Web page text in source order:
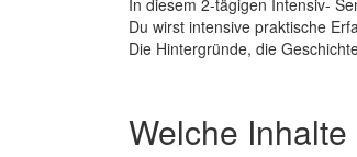
In diesem 2-tägigen Intensiv-
Du wirst intensive praktische
Die Hintergründe, die
Welche